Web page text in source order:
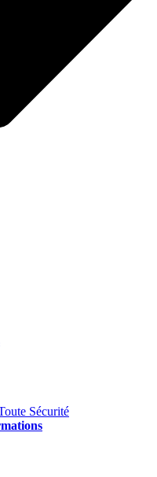
Sécurité